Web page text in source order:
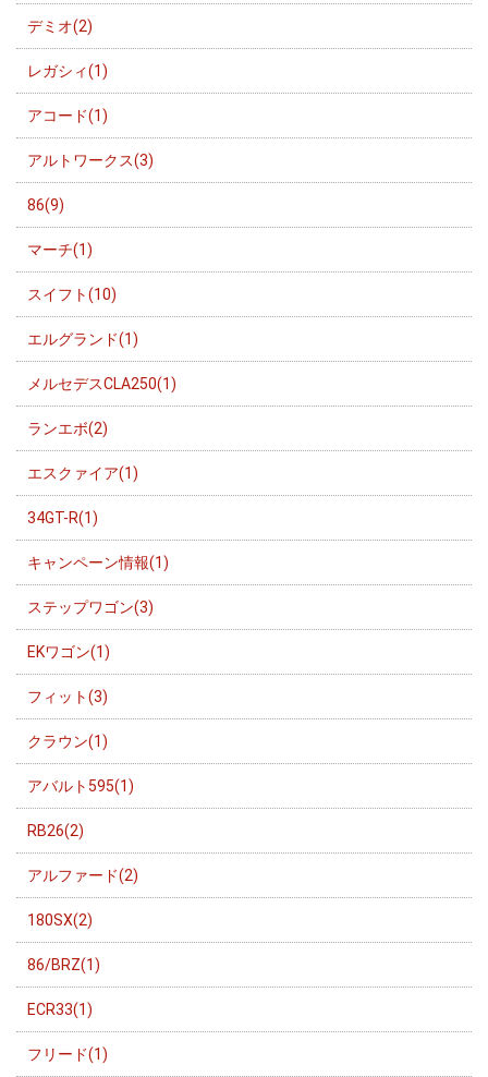
デミオ(2)
レガシィ(1)
アコード(1)
アルトワークス(3)
86(9)
マーチ(1)
スイフト(10)
エルグランド(1)
メルセデスCLA250(1)
ランエボ(2)
エスクァイア(1)
34GT-R(1)
キャンペーン情報(1)
ステップワゴン(3)
EKワゴン(1)
フィット(3)
クラウン(1)
アバルト595(1)
RB26(2)
アルファード(2)
180SX(2)
86/BRZ(1)
ECR33(1)
フリード(1)